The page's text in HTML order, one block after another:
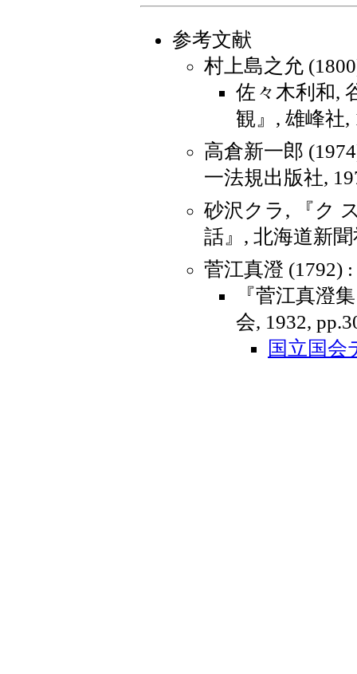
参考文献
村上島之允
佐々木利和,
観』, 雄峰社,
高倉新一郎
一法規出版社,
砂沢クラ, 『ク
話』, 北海道新聞
菅江真澄 (1792)
『菅江真澄
会, 1932,
国立国